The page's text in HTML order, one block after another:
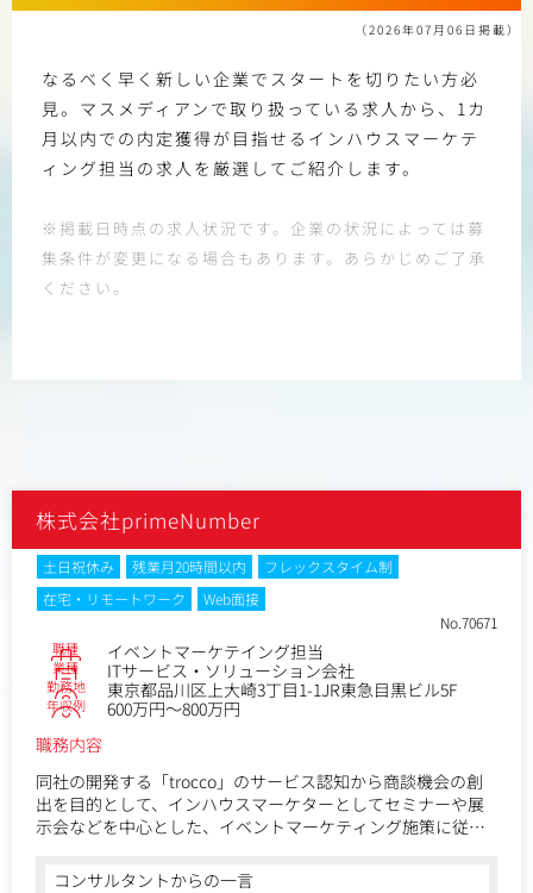
（2026年07月06日掲載）
なるべく早く新しい企業でスタートを切りたい方必
見。マスメディアンで取り扱っている求人から、1カ
月以内での内定獲得が目指せるインハウスマーケテ
ィング担当の求人を厳選してご紹介します。
※掲載日時点の求人状況です。企業の状況によっては募
集条件が変更になる場合もあります。あらかじめご了承
ください。
株式会社primeNumber
土日祝休み 残業月20時間以内
フレックスタイム制
在宅・リモートワーク
Web面接
No.70671
職種 イベントマーケテイング担当
業種 ITサービス・ソリューション会社
勤務地 東京都品川区上大崎3丁目1-1JR東急目黒ビル5F
年収例
600万円～800万円
職務内容
同社の開発する「trocco」のサービス認知から商談機会の創
出を目的として、インハウスマーケターとしてセミナーや展
示会などを中心とした、イベントマーケティング施策に従事
コンサルタントからの一言